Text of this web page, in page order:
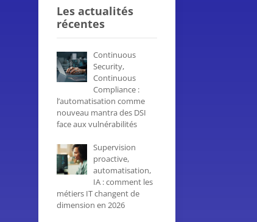
Les actualités
récentes
Continuous
Security,
Continuous
Compliance :
l’automatisation comme
nouveau mantra des DSI
face aux vulnérabilités
Supervision
proactive,
automatisation,
IA : comment les
métiers IT changent de
dimension en 2026